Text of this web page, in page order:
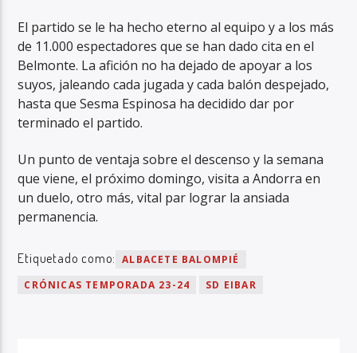
El partido se le ha hecho eterno al equipo y a los más
de 11.000 espectadores que se han dado cita en el
Belmonte. La afición no ha dejado de apoyar a los
suyos, jaleando cada jugada y cada balón despejado,
hasta que Sesma Espinosa ha decidido dar por
terminado el partido.
Un punto de ventaja sobre el descenso y la semana
que viene, el próximo domingo, visita a Andorra en
un duelo, otro más, vital par lograr la ansiada
permanencia.
Etiquetado como:
ALBACETE BALOMPIÉ
CRÓNICAS TEMPORADA 23-24
SD EIBAR